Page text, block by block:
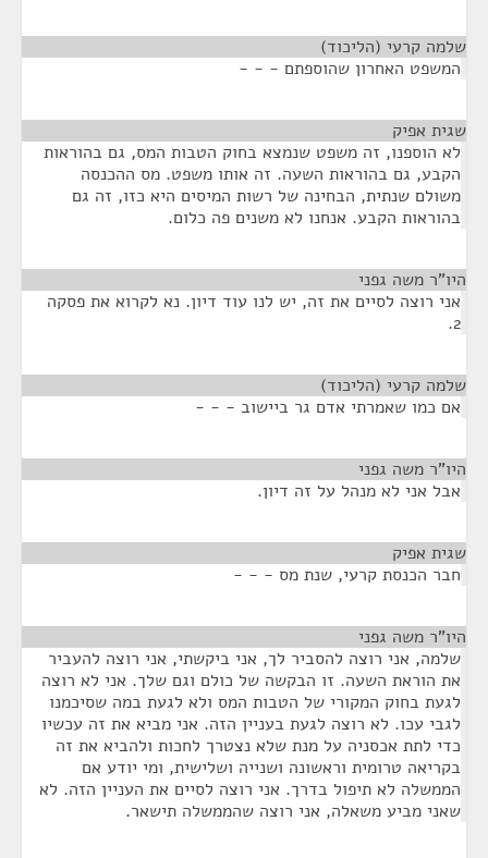
שלמה קרעי (הליכוד)
המשפט האחרון שהוספתם - - -
שגית אפיק
לא הוספנו, זה משפט שנמצא בחוק הטבות המס, גם בהוראות
הקבע, גם בהוראות השעה. זה אותו משפט. מס ההכנסה
משולם שנתית, הבחינה של רשות המיסים היא כזו, זה גם
בהוראות הקבע. אנחנו לא משנים פה כלום.
היו"ר משה גפני
אני רוצה לסיים את זה, יש לנו עוד דיון. נא לקרוא את פסקה
2.
שלמה קרעי (הליכוד)
אם כמו שאמרתי אדם גר ביישוב - - -
היו"ר משה גפני
אבל אני לא מנהל על זה דיון.
שגית אפיק
חבר הכנסת קרעי, שנת מס - - -
היו"ר משה גפני
שלמה, אני רוצה להסביר לך, אני ביקשתי, אני רוצה להעביר
את הוראת השעה. זו הבקשה של כולם וגם שלך. אני לא רוצה
לגעת בחוק המקורי של הטבות המס ולא לגעת במה שסיכמנו
לגבי עכו. לא רוצה לגעת בעניין הזה. אני מביא את זה עכשיו
כדי לתת אכסניה על מנת שלא נצטרך לחכות ולהביא את זה
בקריאה טרומית וראשונה ושנייה ושלישית, ומי יודע אם
הממשלה לא תיפול בדרך. אני רוצה לסיים את העניין הזה. לא
שאני מביע משאלה, אני רוצה שהממשלה תישאר.